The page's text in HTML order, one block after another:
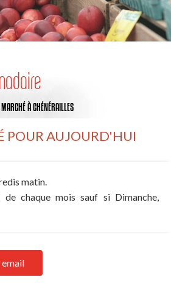
MARCHÉÀ CHÉNÉRAILLES
POUR AUJOURD'HUI
matin.
chaque mois sauf si Dimanche,